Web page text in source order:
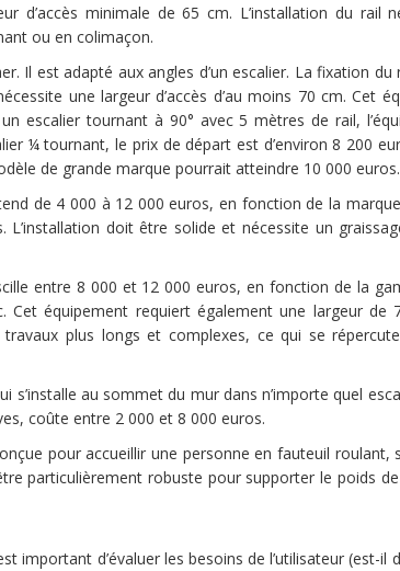
d’accès minimale de 65 cm. L’installation du rail
ou en colimaçon.
Il est adapté aux angles d’un escalier. La fixation du
une largeur d’accès d’au moins 70 cm. Cet
escalier tournant à 90° avec 5 mètres de rail,
¼ tournant, le prix de départ est d’environ 8 200
de grande marque pourrait atteindre 10 000 euros.
de 4 000 à 12 000 euros, en fonction de la
L’installation doit être solide et nécessite un
entre 8 000 et 12 000 euros, en fonction de la
équipement requiert également une largeur de
plus longs et complexes, ce qui se
s’installe au sommet du mur dans n’importe quel
coûte entre 2 000 et 8 000 euros.
pour accueillir une personne en fauteuil roulant,
particulièrement robuste pour supporter le poids de
important d’évaluer les besoins de l’utilisateur (est-il